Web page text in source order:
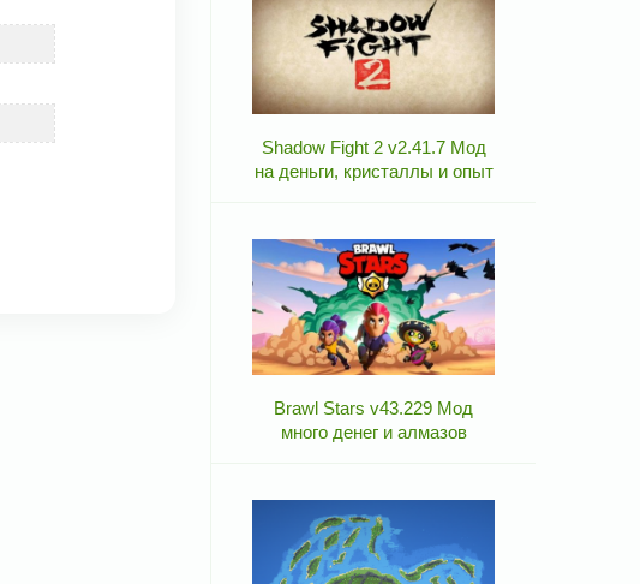
Shadow Fight 2 v2.41.7 Мод
на деньги, кристаллы и опыт
Brawl Stars v43.229 Мод
много денег и алмазов